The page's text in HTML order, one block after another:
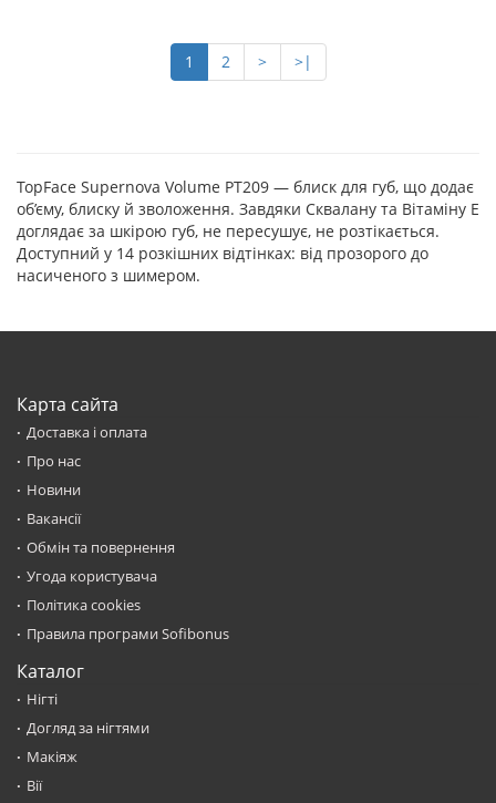
1 2 > >|
TopFace Supernova Volume PT209 — блиск для губ, що додає
об’єму, блиску й зволоження. Завдяки Сквалану та Вітаміну Е
доглядає за шкірою губ, не пересушує, не розтікається.
Доступний у 14 розкішних відтінках: від прозорого до
насиченого з шимером.
Карта сайта
Доставка і оплата
Про нас
Новини
Вакансії
Обмін та повернення
Угода користувача
Політика cookies
Правила програми Sofibonus
Каталог
Нігті
Догляд за нігтями
Макіяж
Вії